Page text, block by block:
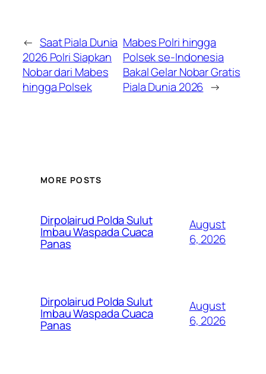
← Saat Piala Dunia
2026 Polri Siapkan
Nobar dari Mabes
hingga Polsek
Mabes Polri hingga
Polsek se-Indonesia
Bakal Gelar Nobar Gratis
Piala Dunia 2026 →
MORE POSTS
Dirpolairud Polda Sulut
Imbau Waspada Cuaca
Panas
August
6, 2026
Dirpolairud Polda Sulut
Imbau Waspada Cuaca
Panas
August
6, 2026